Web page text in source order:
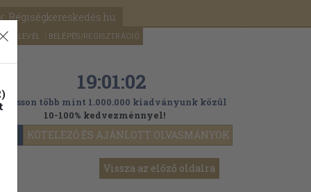
Régiségkereskedés.hu
HÍRLEVÉL BELÉPÉS/REGISZTRÁCIÓ
KÖTELEZŐ ÉS AJÁNLOTT OLVASMÁNYOK
19:01:01
több mint 1.000.000 kiadványunk közül
10-100% kedvezménnyel!
Vissza az előző oldalra